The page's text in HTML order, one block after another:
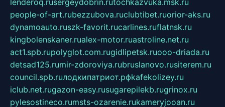
lenderoq.rusergeydobrin.rutochkazvuka.msk.ru
people-of-art.rubezzubova.ruclubtibet.ruorior-aks.ru
dynamoauto.ruszk-favorit.rucarlines.ruflatnsk.ru
kingbolenskaner.rualex-motor.ruastroline.net.ru
act1.spb.rupolyglot.com.rugidlipetsk.ruooo-driada.ru
detsad125.rumir-zdoroviya.rubruslanovo.rusiterem.ru
council.spb.ruлодкипатриот.рфkafekolizey.ru
iclub.net.rugazon-easy.rusugarepilekb.rugrinox.ru
pylesostineco.rumsts-ozarenie.rukameryjooan.ru